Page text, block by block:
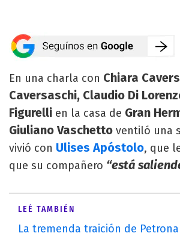
En una charla con Chiara
Caversaschi, Claudio Di
Figurelli en la casa de Gran
Giuliano Vaschetto ventiló una
vivió con Ulises Apóstolo, que
que su compañero “está
LEÉ TAMBIÉN
La tremenda traición de